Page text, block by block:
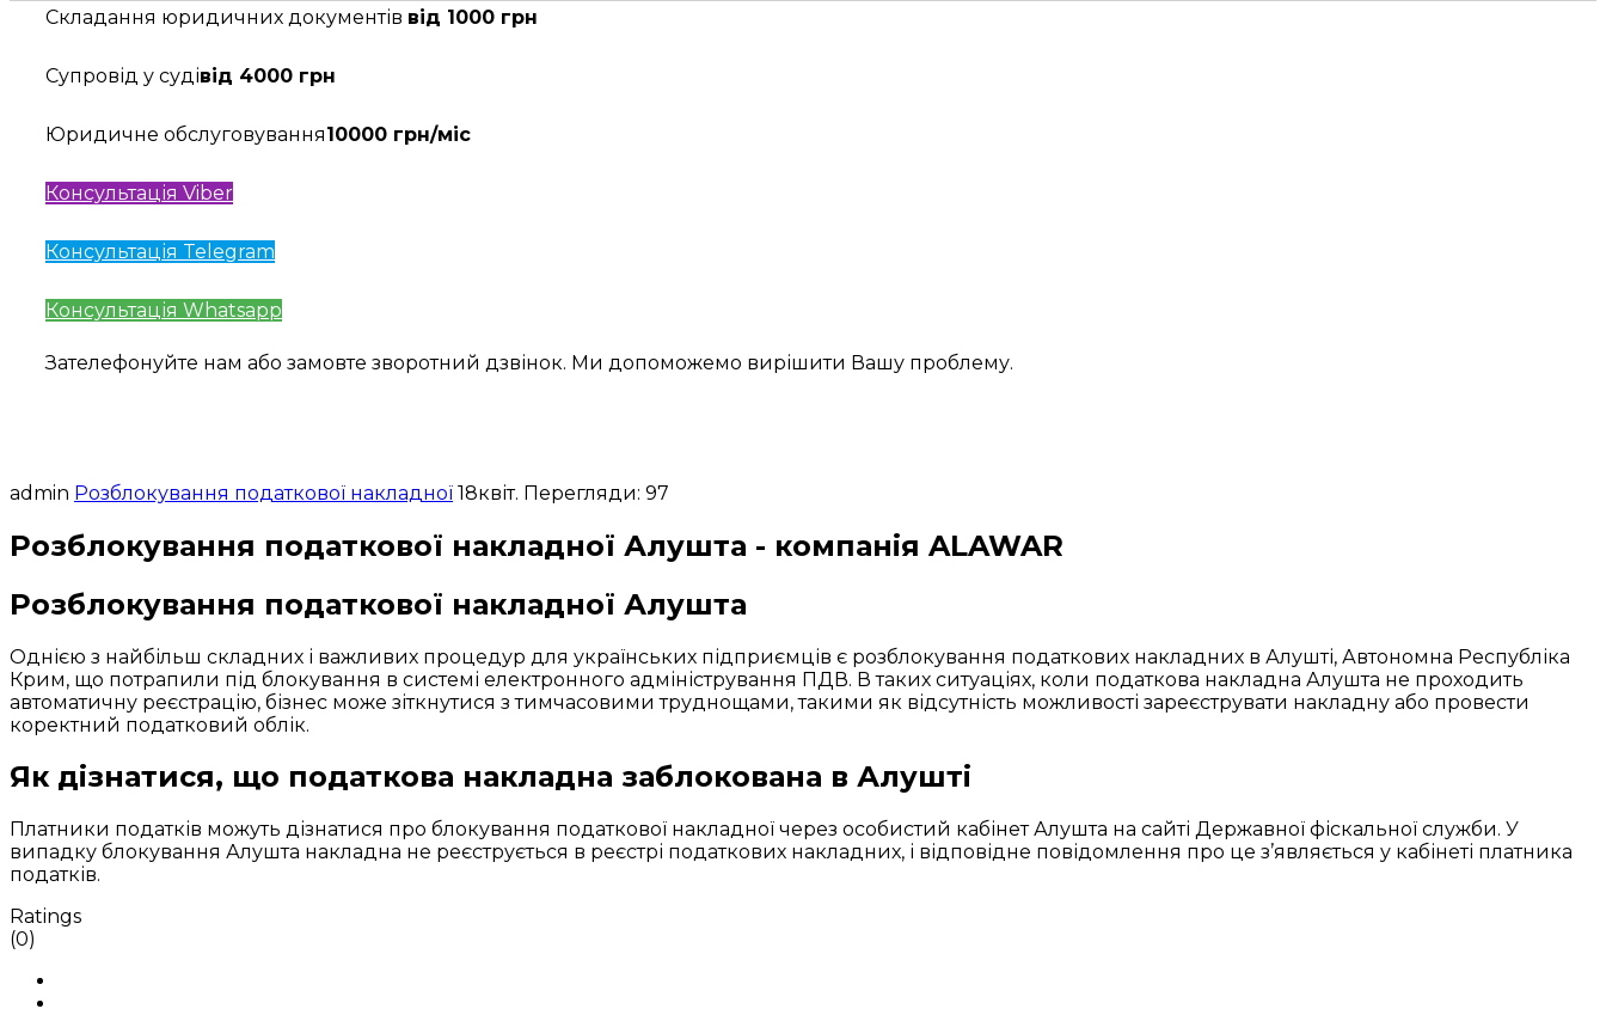
Складання юридичних документів від 1000 грн
Супровід у судівід 4000 грн
Юридичне обслуговування10000 грн/міс
Консультація Viber
Консультація Telegram
Консультація Whatsapp
Зателефонуйте нам або замовте зворотний дзвінок. Ми допоможемо вирішити Вашу проблему.
admin Розблокування податкової накладної 18квіт. Перегляди: 97
Розблокування податкової накладної Алушта - компанія ALAWAR
Розблокування податкової накладної Алушта
Однією з найбільш складних і важливих процедур для українських підприємців є розблокування податкових накладних в Алушті, Автономна Республіка
Крим, що потрапили під блокування в системі електронного адміністрування ПДВ. В таких ситуаціях, коли податкова накладна Алушта не проходить
автоматичну реєстрацію, бізнес може зіткнутися з тимчасовими труднощами, такими як відсутність можливості зареєструвати накладну або провести
коректний податковий облік.
Як дізнатися, що податкова накладна заблокована в Алушті
Платники податків можуть дізнатися про блокування податкової накладної через особистий кабінет Алушта на сайті Державної фіскальної служби. У
випадку блокування Алушта накладна не реєструється в реєстрі податкових накладних, і відповідне повідомлення про це з’являється у кабінеті платника
податків.
Ratings
(0)